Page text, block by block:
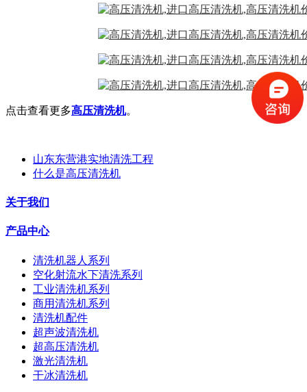
点击查看更多高压清洗机。
山东东营港实地清洗工程
什么是高压清洗机
关于我们
产品中心
清洗机器人系列
空化射流水下清洗系列
工业清洗机系列
商用清洗机系列
清洗机配件
超声波清洗机
超高压清洗机
激光清洗机
干冰清洗机